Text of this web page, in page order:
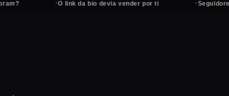
O link da bio devia vender por ti